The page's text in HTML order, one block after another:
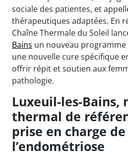
sociale des patientes, et
thérapeutiques adaptées. En
Chaîne Thermale du Soleil
Bains un nouveau
une nouvelle cure spécifique
offrir répit et soutien aux
pathologie.
Luxeuil-les-Bains,
thermal de
prise en charge de
l’endométriose